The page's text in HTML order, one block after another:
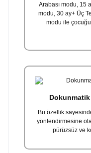
Arabası modu, 15
modu, 30 ay+ Üç
modu ile
Bu özellik
yönlendirmesine
pürüzsüz ve